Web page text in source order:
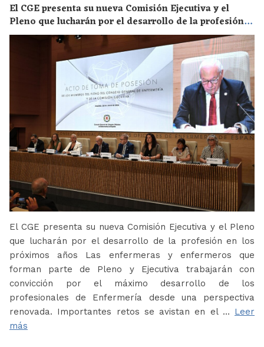
El CGE presenta su nueva Comisión Ejecutiva y el
Pleno que lucharán por el desarrollo de la profesión
en los próximos años
El CGE presenta su nueva Comisión Ejecutiva y el Pleno
que lucharán por el desarrollo de la profesión en los
próximos años Las enfermeras y enfermeros que
forman parte de Pleno y Ejecutiva trabajarán con
convicción por el máximo desarrollo de los
profesionales de Enfermería desde una perspectiva
renovada. Importantes retos se avistan en el … Leer
más